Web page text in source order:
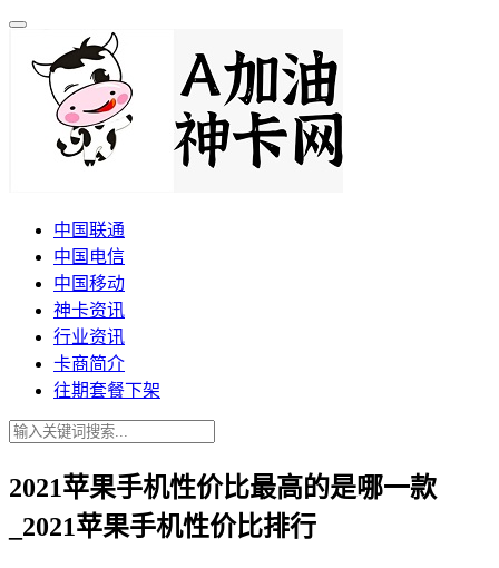
中国联通
中国电信
中国移动
神卡资讯
行业资讯
卡商简介
往期套餐下架
2021苹果手机性价比最高的是哪一款
_2021苹果手机性价比排行